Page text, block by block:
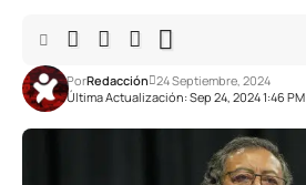
Última Actualización: Sep 24, 2024 1:46 PM
PorRedacción 24 Septiembre, 2024